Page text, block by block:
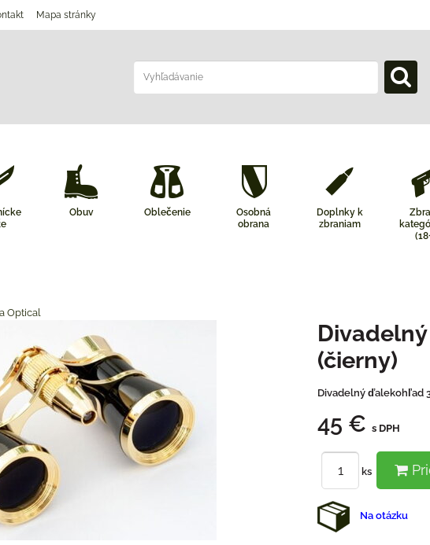
Mapa stránky
Obuv Oblečenie
Osobná
obrana
Doplnky k
zbraniam
Optical
(čierny)
Divadelný ďalekohľad
45 € s DPH
ks
Na otázku